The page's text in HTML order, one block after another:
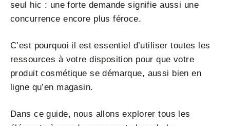
seul hic : une forte demande signifie aussi une
concurrence encore plus féroce.
C’est pourquoi il est essentiel d’utiliser toutes les
ressources à votre disposition pour que votre
produit cosmétique se démarque, aussi bien en
ligne qu’en magasin.
Dans ce guide, nous allons explorer tous les